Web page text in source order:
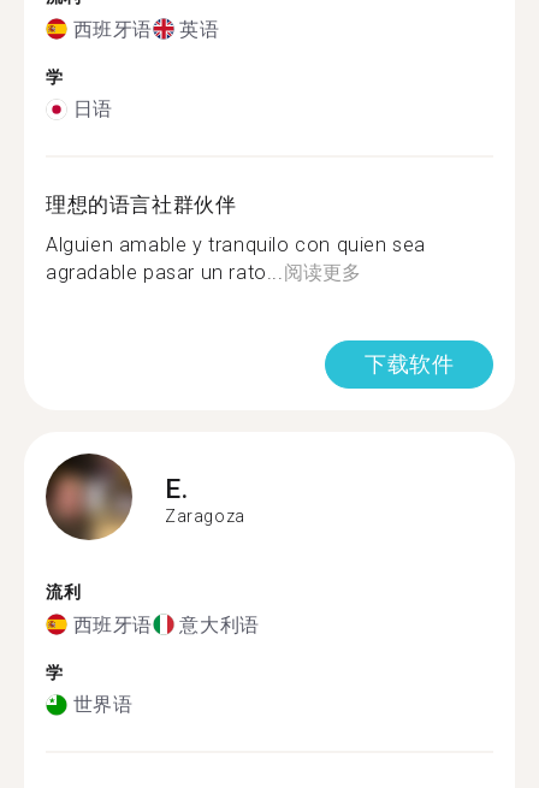
西班牙语 英语
学
日语
理想的语言社群伙伴
Alguien amable y tranquilo con quien sea
agradable pasar un rato...阅读更多
下载软件
E.
Zaragoza
流利
西班牙语 意大利语
学
世界语